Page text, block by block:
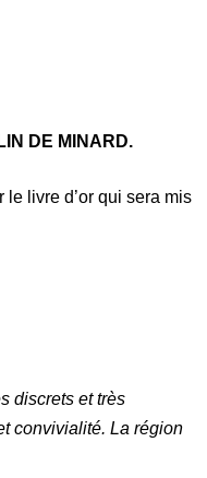
DE MINARD.
le livre d’or qui sera mis
discrets et très
convivialité. La région